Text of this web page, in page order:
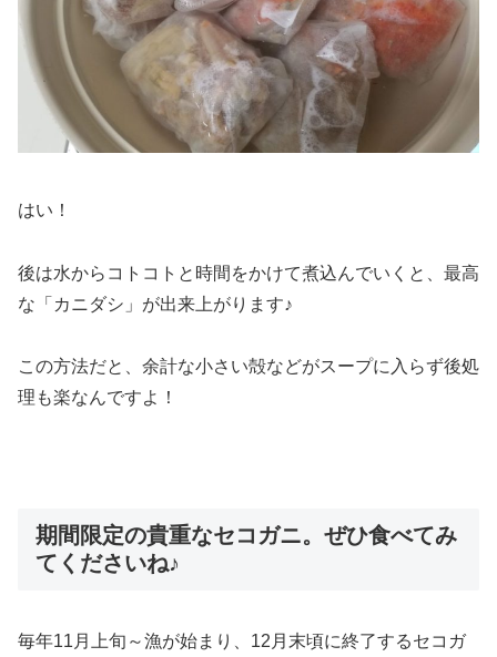
はい！
後は水からコトコトと時間をかけて煮込んでいくと、最高
な「カニダシ」が出来上がります♪
この方法だと、余計な小さい殻などがスープに入らず後処
理も楽なんですよ！
期間限定の貴重なセコガニ。ぜひ食べてみ
てくださいね♪
毎年11月上旬～漁が始まり、12月末頃に終了するセコガ